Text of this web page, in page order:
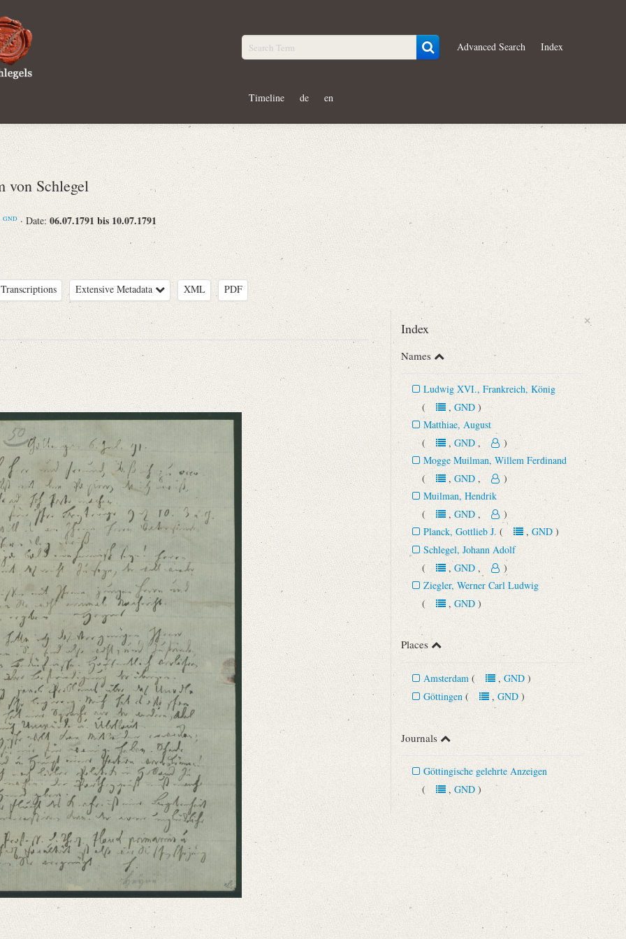
Advanced Search Index
Timeline de en
von Schlegel
GND · Date: 06.07.1791 bis 10.07.1791
Extensive Metadata XML PDF
selbst mit dem Papier, [...]“
×
Index
Names
Ludwig XVI., Frankreich, König
(, GND)
Matthiae, August
(, GND, )
Mogge Muilman, Willem Ferdinand
(, GND, )
Muilman, Hendrik
(, GND, )
Planck, Gottlieb J. (, GND)
Schlegel, Johann Adolf
(, GND, )
Ziegler, Werner Carl Ludwig
(, GND)
Places
Amsterdam (, GND)
Göttingen (, GND)
Journals
Göttingische gelehrte Anzeigen
(, GND)